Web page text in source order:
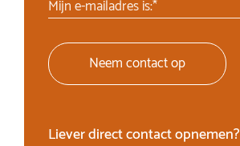
Mijn e-mailadres is:*
Neem contact op
Liever direct contact opnemen?